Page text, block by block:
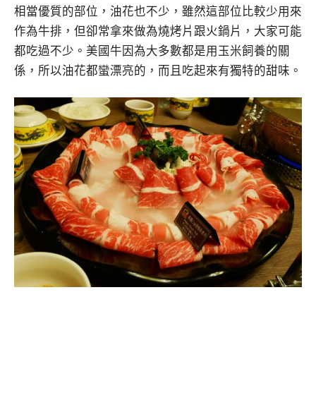
相當優質的部位，油花也不少，雖然這部位比較少用來
作為牛排，但卻常拿來做為燒烤片跟火鍋片，大家可能
都吃過不少。美國牛因為大多數都是用玉米飼養的關
係，所以油花都蠻漂亮的，而且吃起來有獨特的甜味。